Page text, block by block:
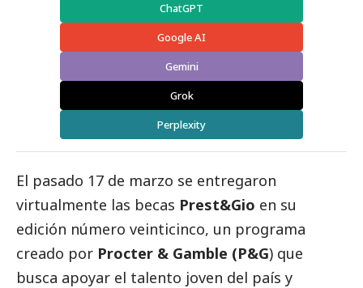
ChatGPT
Google AI
Gemini
Grok
Perplexity
El pasado 17 de marzo se entregaron
virtualmente las becas Prest&Gio en su
edición número veinticinco, un programa
creado por Procter & Gamble (P&G) que
busca apoyar el talento joven del país y